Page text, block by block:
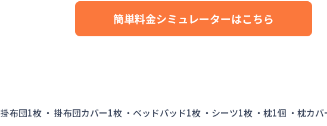
契約事務手数料：5,000円/回（税抜）
簡単料金シミュレーターはこちら
掛布団1枚 ・ 掛布団カバー1枚 ・ベッドパッド1枚 ・シーツ1枚 ・枕1個 ・枕カ